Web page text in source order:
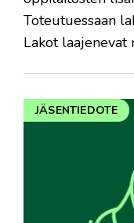
Toteutuessaan
Lakot laajenevat
JÄSENTIEDOTE